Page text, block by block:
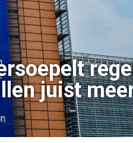
juist